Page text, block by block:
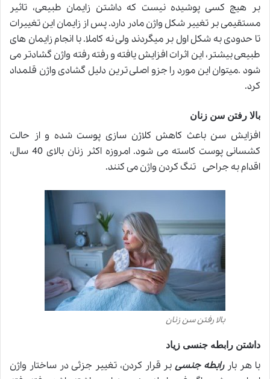
بر هیچ کسی پوشیده نیست که داشتن زایمان طبیعی، تاثیر
مستقیمی بر تغییر شکل واژن مادر دارد. پس از زایمان این تغییرات
تا حدودی به شکل اول بر میگردند ولی نه کاملا. با انجام زایمان های
طبیعی بیشتر، این اثرات افزایش یافته و رفته رفته واژن گشادتر می
شود.میتوان این مورد را جزو اصلی ترین دلیل گشادی واژن قلمداد
کرد.
بالا رفتن سن زنان
افزایش سن باعث کاهش کلاژن سازی پوست شده و از حالت
کشسانی پوست کاسته می شود. امروزه اکثر زنان بالای 40 سال،
اقدام به جراحی تنگ کردن واژن می کنند.
بالا رفتن سن زنان
داشتن رابطه جنسی زیاد
با هر باررابطه جنسی بر قرار کردن، تغییر جزئی در ساختار واژن